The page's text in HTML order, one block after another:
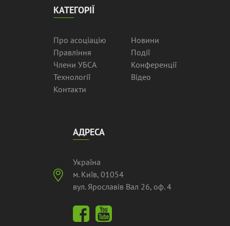
КАТЕГОРІЇ
Про асоціацію
Правління
Члени УБСА
Технології
Контакти
Новини
Події
Конференції
Відео
АДРЕСА
Україна
м. Київ, 01054
вул. Ярославів Вал 26, оф. 4